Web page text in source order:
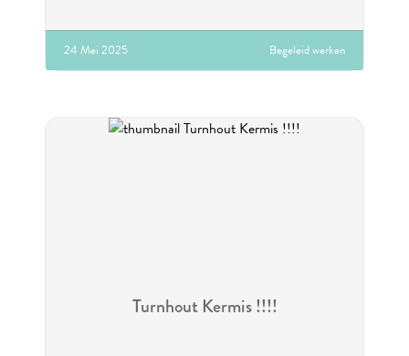
24 Mei 2025 Begeleid werken
Turnhout Kermis !!!!